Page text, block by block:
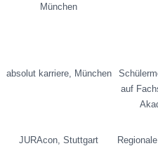
München
absolut karriere, München
auf
JURAcon, Stuttgart